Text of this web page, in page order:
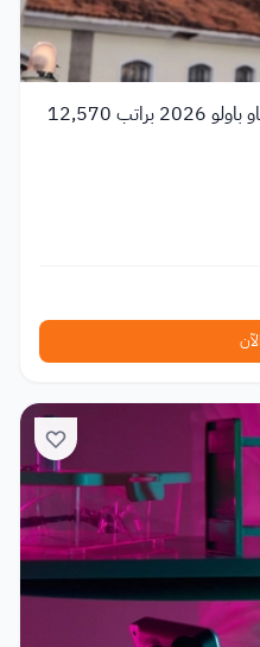
زمالة ما بعد الدكتوراه في جامعة ساو باولو 2026 براتب 12,570